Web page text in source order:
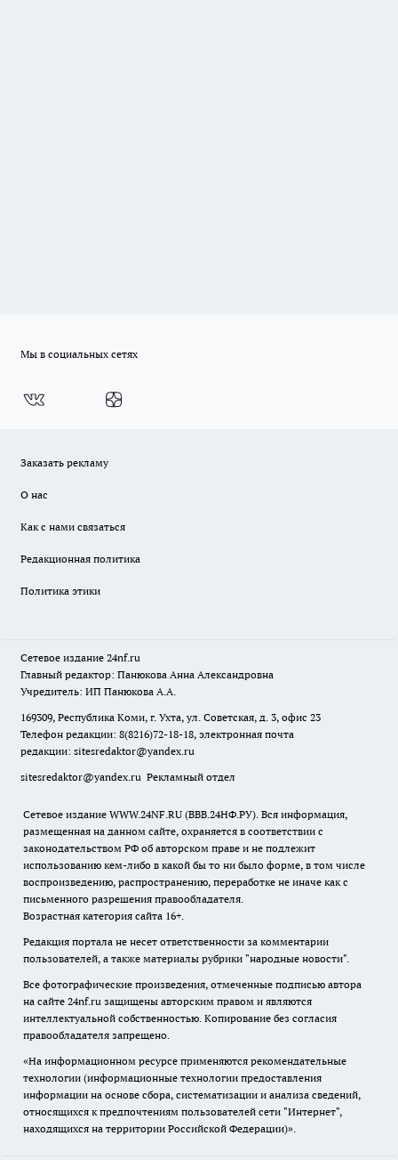
Мы в социальных сетях
Заказать рекламу
О нас
Как с нами связаться
Редакционная политика
Политика этики
Сетевое издание 24nf.ru
Главный редактор: Панюкова Анна Александровна
Учредитель: ИП Панюкова А.А.
169309, Республика Коми, г. Ухта, ул. Советская, д. 3, офис 23
Телефон редакции: 8(8216)72-18-18, электронная почта
редакции: sitesredaktor@yandex.ru
sitesredaktor@yandex.ru Рекламный отдел
Сетевое издание WWW.24NF.RU (ВВВ.24НФ.РУ). Вся информация,
размещенная на данном сайте, охраняется в соответствии с
законодательством РФ об авторском праве и не подлежит
использованию кем-либо в какой бы то ни было форме, в том числе
воспроизведению, распространению, переработке не иначе как с
письменного разрешения правообладателя.
Возрастная категория сайта 16+.
Редакция портала не несет ответственности за комментарии
пользователей, а также материалы рубрики "народные новости".
Все фотографические произведения, отмеченные подписью автора
на сайте 24nf.ru защищены авторским правом и являются
интеллектуальной собственностью. Копирование без согласия
правообладателя запрещено.
«На информационном ресурсе применяются рекомендательные
технологии (информационные технологии предоставления
информации на основе сбора, систематизации и анализа сведений,
относящихся к предпочтениям пользователей сети "Интернет",
находящихся на территории Российской Федерации)».